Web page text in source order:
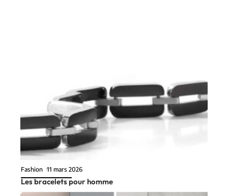
Fashion 11 mars 2026
Les bracelets pour homme